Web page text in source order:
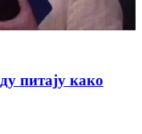
питају како